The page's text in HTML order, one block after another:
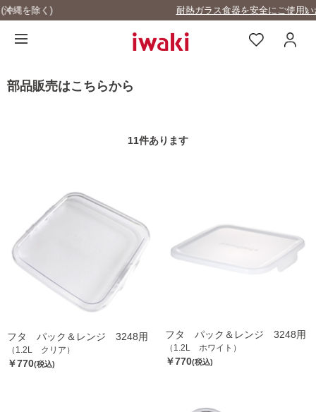
耐熱ガラス食器を安全にご使用いただくために
部品販売はこちらから
11件あります
フタ パック＆レンジ 3248用
（1.2L クリア）
￥770(税込)
フタ パック＆レンジ 3248用
（1.2L ホワイト）
￥770(税込)